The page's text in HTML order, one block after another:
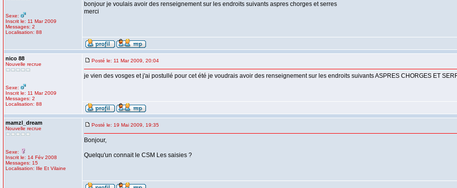
Sexe:
Inscrit le: 11 Mar 2009
Messages: 2
Localisation: 88
bonjour je voulais avoir des renseignement sur les endroits suivants aspres chorges et serres
merci
nico 88
Nouvelle recrue
Sexe:
Inscrit le: 11 Mar 2009
Messages: 2
Localisation: 88
Posté le: 11 Mar 2009, 20:04
je vien des vosges et j'ai postullé pour cet été je voudrais avoir des renseignement sur les endroits suivants ASPRES CHORGES ET
mamzl_dream
Nouvelle recrue
Sexe:
Inscrit le: 14 Fév 2008
Messages: 15
Localisation: Ille Et Vilaine
Posté le: 19 Mai 2009, 19:35
Bonjour,
Quelqu'un connait le CSM Les saisies ?